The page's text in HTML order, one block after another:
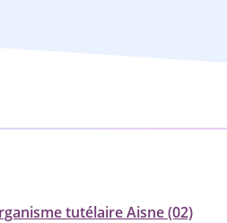
tutélaire Aisne (02)